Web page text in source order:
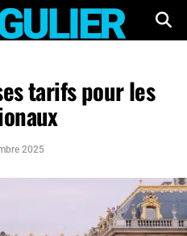
tarifs pour les
2025